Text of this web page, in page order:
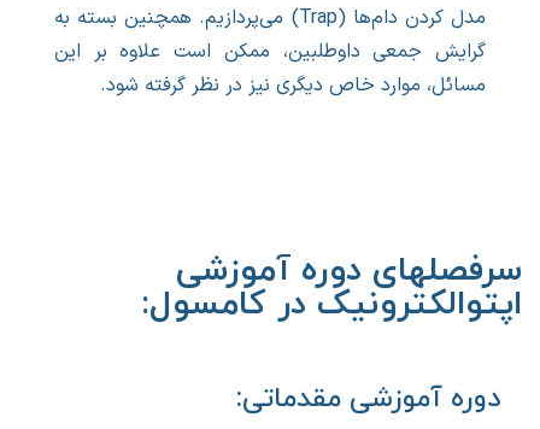
مدل کردن دام‌ها (Trap) می‌پردازیم. همچنین بسته به
گرایش جمعی داوطلبین، ممکن است علاوه بر این
مسائل، موارد خاص دیگری نیز در نظر گرفته شود.
سرفصلهای دوره آموزشی
اپتوالکترونیک در کامسول:
دوره آموزشی مقدماتی: